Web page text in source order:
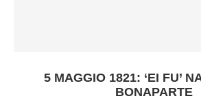
5 MAGGIO 1821: ‘EI FU’
BONAPARTE